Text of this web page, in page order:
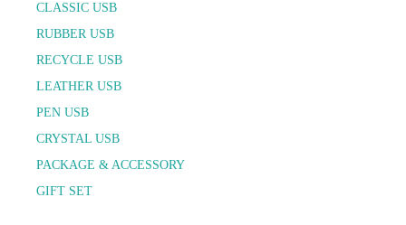
CLASSIC USB
RUBBER USB
RECYCLE USB
LEATHER USB
PEN USB
CRYSTAL USB
PACKAGE & ACCESSORY
GIFT SET